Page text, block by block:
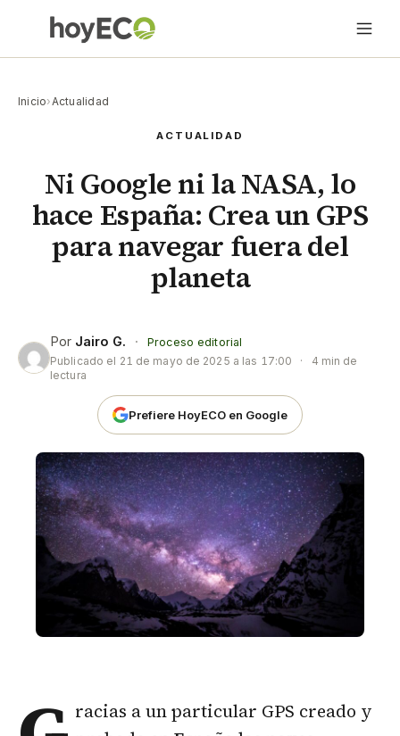
Inicio›Actualidad
ACTUALIDAD
Ni Google ni la NASA, lo
hace España: Crea un GPS
para navegar fuera del
planeta
Por Jairo G. ·
Proceso editorial
Publicado el 21 de mayo de 2025 a las 17:00 ·
4 min de
lectura
Prefiere HoyECO en Google
racias a un particular GPS creado y